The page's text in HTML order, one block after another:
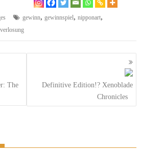
gewinn,gewinnspiel,nipponart,
verlosung
The
Definitive Edition!? Xenoblade
Chronicles